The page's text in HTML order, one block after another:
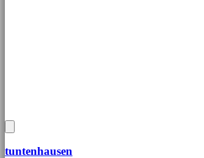
tuntenhausen